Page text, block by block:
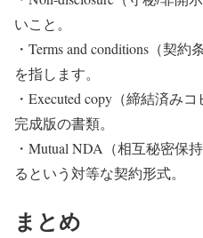
いこと。
・Terms and conditions（契
を指します。
・Executed copy（締結済み
完成版の書類。
・Mutual NDA（相互秘密保
るという対等な契約形式。
まとめ